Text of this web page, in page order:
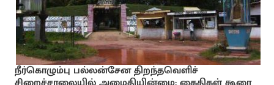
நீர்கொழும்பு பல்லன்சேன திறந்தவெளிச்